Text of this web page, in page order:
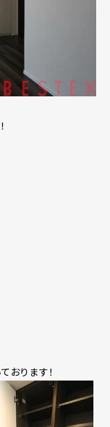
おります！